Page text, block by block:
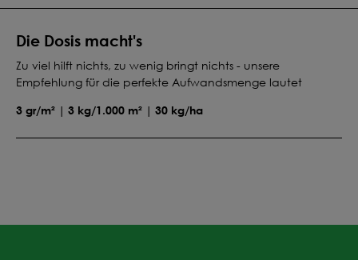
Die Dosis macht's
Zu viel hilft nichts, zu wenig bringt nichts - unsere
Empfehlung für die perfekte Aufwandsmenge lautet
3 gr/m² | 3 kg/1.000 m² | 30 kg/ha